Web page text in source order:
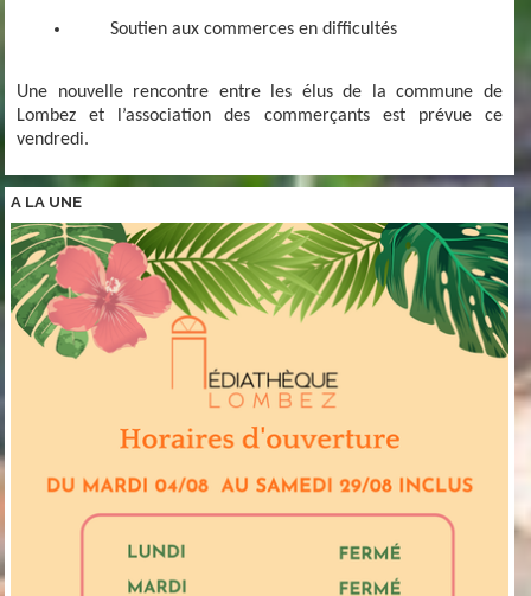
Soutien aux commerces en difficultés
Une nouvelle rencontre entre les élus de la commune de
Lombez et l’association des commerçants est prévue ce
vendredi.
A LA UNE